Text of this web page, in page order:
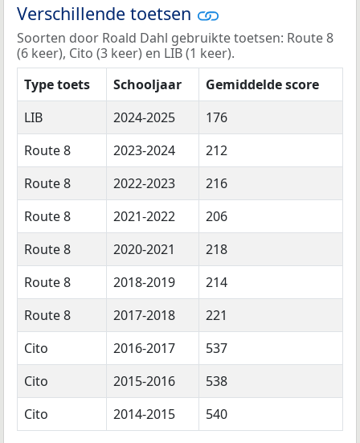
Verschillende toetsen
Soorten door Roald Dahl gebruikte toetsen: Route 8
(6 keer), Cito (3 keer) en LIB (1 keer).
Type toets
Schooljaar
Gemiddelde score
LIB
2024-2025
176
Route 8
2023-2024
212
Route 8
2022-2023
216
Route 8
2021-2022
206
Route 8
2020-2021
218
Route 8
2018-2019
214
Route 8
2017-2018
221
Cito
2016-2017
537
Cito
2015-2016
538
Cito
2014-2015 540